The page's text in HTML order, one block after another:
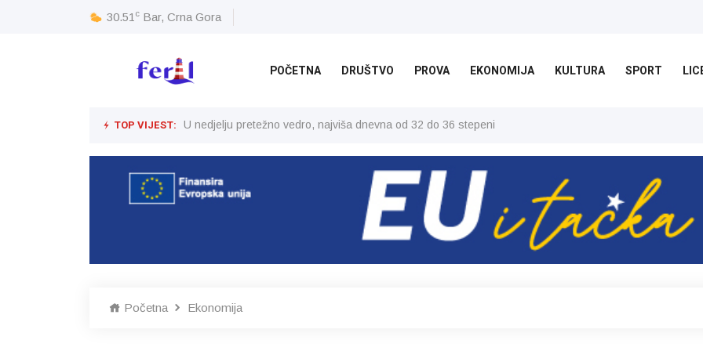
30.51 c Bar, Crna Gora
POČETNA DRUŠTVO PROVA EKONOMIJA KULTURA SPORT
TOP VIJEST: U nedjelju pretežno vedro, najviša dnevna od 32 do 36 stepeni
Početna Ekonomija